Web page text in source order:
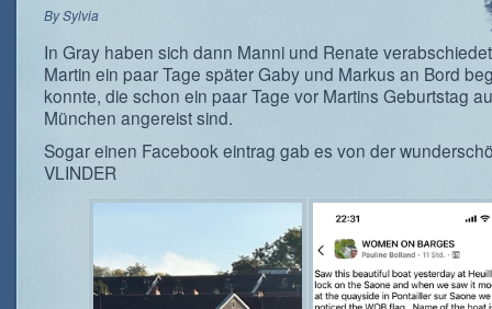
BySylvia
In Gray haben sich dann Manni und Renate
Martin ein paar Tage später Gaby und Markus an Bord
konnte, die schon ein paar Tage vor Martins Geburtstag
München angereist sind.
Sogar einen Facebook eintrag gab es von der
VLINDER